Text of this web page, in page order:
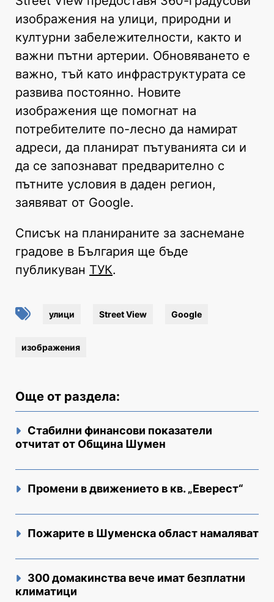
изображения на улици, природни и
културни забележителности, както и
важни пътни артерии. Обновяването е
важно, тъй като инфраструктурата се
развива постоянно. Новите
изображения ще помогнат на
потребителите по-лесно да намират
адреси, да планират пътуванията си и
да се запознават предварително с
пътните условия в даден регион,
заявяват от Google.
Списък на планираните за заснемане
градове в България ще бъде
публикуван ТУК.
улици Street View Google
изображения
Още от раздела:
Стабилни финансови показатели
отчитат от Община Шумен
Промени в движението в кв. „Еверест“
Пожарите в Шуменска област намаляват
300 домакинства вече имат безплатни
климатици